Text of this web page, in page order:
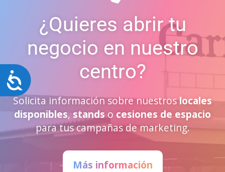
Accesibilidad
¿Quieres abrir tu
negocio en nuestro
centro?
Solicita información sobre nuestroslocales
disponibles, stands o cesiones de espacio
para tus campañas de marketing.
Más información